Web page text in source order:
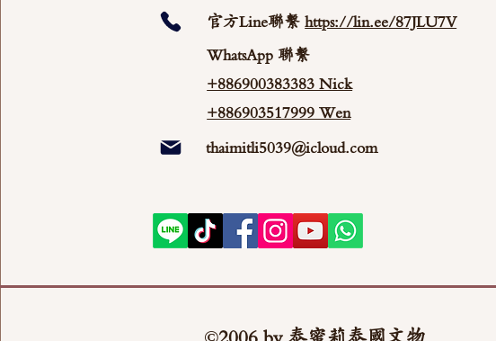
官方Line聯繫https://lin.ee/87JLU7V
WhatsApp 聯繫
+886900383383 Nick
+886903517999 Wen
thaimitli5039@icloud.com